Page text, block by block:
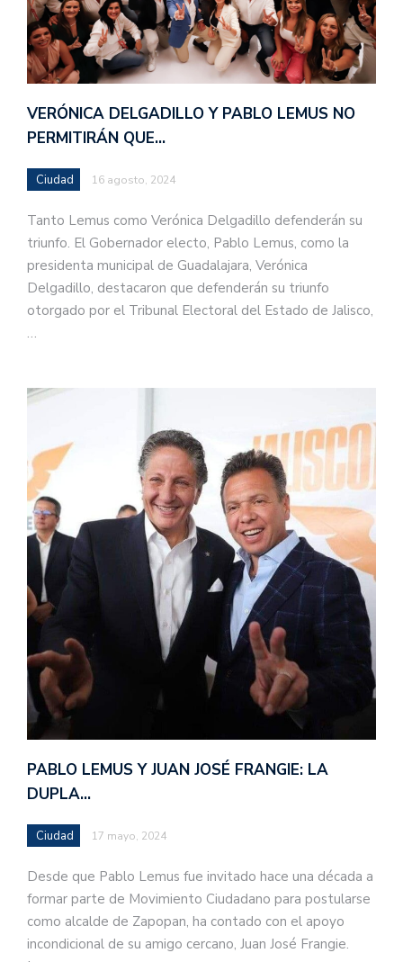
VERÓNICA DELGADILLO Y PABLO LEMUS NO
PERMITIRÁN QUE…
Ciudad 16 agosto, 2024
Tanto Lemus como Verónica Delgadillo defenderán su
triunfo. El Gobernador electo, Pablo Lemus, como la
presidenta municipal de Guadalajara, Verónica
Delgadillo, destacaron que defenderán su triunfo
otorgado por el Tribunal Electoral del Estado de Jalisco,
…
PABLO LEMUS Y JUAN JOSÉ FRANGIE: LA
DUPLA…
Ciudad 17 mayo, 2024
Desde que Pablo Lemus fue invitado hace una década a
formar parte de Movimiento Ciudadano para postularse
como alcalde de Zapopan, ha contado con el apoyo
incondicional de su amigo cercano, Juan José Frangie.